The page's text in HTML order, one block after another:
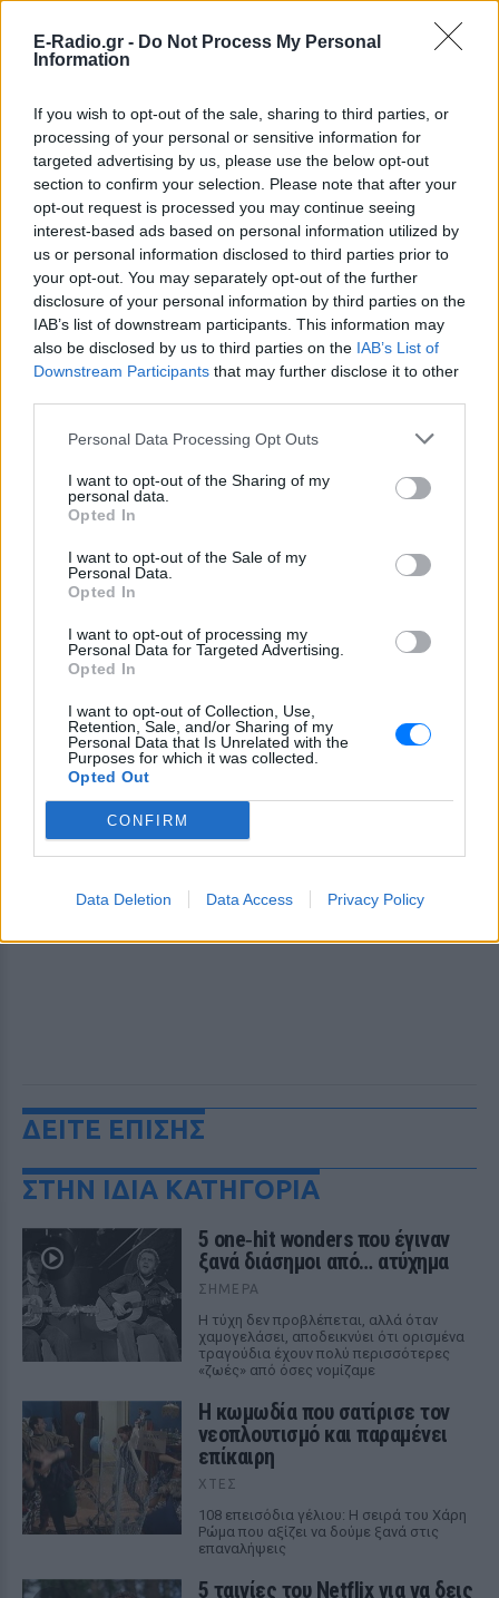
E-Radio.gr - Do Not Process My Personal
Information
If you wish to opt-out of the sale, sharing to third parties, or
processing of your personal or sensitive information for
targeted advertising by us, please use the below opt-out
section to confirm your selection. Please note that after your
opt-out request is processed you may continue seeing
interest-based ads based on personal information utilized by
us or personal information disclosed to third parties prior to
your opt-out. You may separately opt-out of the further
disclosure of your personal information by third parties on the
IAB’s list of downstream participants. This information may
also be disclosed by us to third parties on the IAB’s List of
Downstream Participants that may further disclose it to other
Personal Data Processing Opt Outs
I want to opt-out of the Sharing of my
personal data.
Opted In
I want to opt-out of the Sale of my
Personal Data.
Opted In
I want to opt-out of processing my
Personal Data for Targeted Advertising.
Opted In
I want to opt-out of Collection, Use,
Retention, Sale, and/or Sharing of my
Personal Data that Is Unrelated with the
Purposes for which it was collected.
Opted Out
CONFIRM
Data Deletion Data Access Privacy Policy
Εσύ μπήκες στο E-Daily.gr; Τα νέα της ημέρας
και ότι σου κάνει κλικ!
Ακολουθήστε το E-Radio.gr και στο Instagram
ΔΕΙΤΕ ΕΠΙΣΗΣ
ΣΤΗΝ ΙΔΙΑ ΚΑΤΗΓΟΡΙΑ
5 one‑hit wonders που έγιναν
ξανά διάσημοι από… ατύχημα
ΣΉΜΕΡΑ
Η τύχη δεν προβλέπεται, αλλά όταν
χαμογελάσει, αποδεικνύει ότι ορισμένα
τραγούδια έχουν πολύ περισσότερες
«ζωές» από όσες νομίζαμε
Η κωμωδία που σατίρισε τον
νεοπλουτισμό και παραμένει
επίκαιρη
ΧΤΕΣ
108 επεισόδια γέλιου: Η σειρά του Χάρη
Ρώμα που αξίζει να δούμε ξανά στις
επαναλήψεις
5 ταινίες του Netflix για να δεις